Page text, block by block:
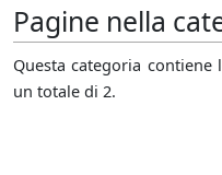
Pagine nella
Questa categoria
un totale di 2.